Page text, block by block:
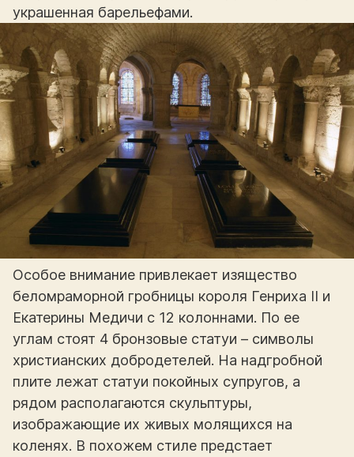
украшенная барельефами.
Особое внимание привлекает изящество
беломраморной гробницы короля Генриха II и
Екатерины Медичи с 12 колоннами. По ее
углам стоят 4 бронзовые статуи – символы
христианских добродетелей. На надгробной
плите лежат статуи покойных супругов, а
рядом располагаются скульптуры,
изображающие их живых молящихся на
коленях. В похожем стиле предстает